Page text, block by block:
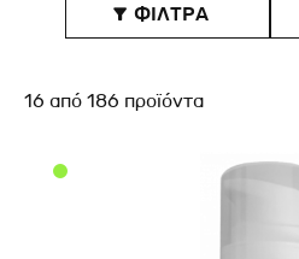
 ΦΙΛΤΡΑ
16 από186 προϊόντα